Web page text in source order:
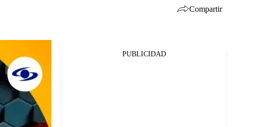
Compartir
PUBLICIDAD